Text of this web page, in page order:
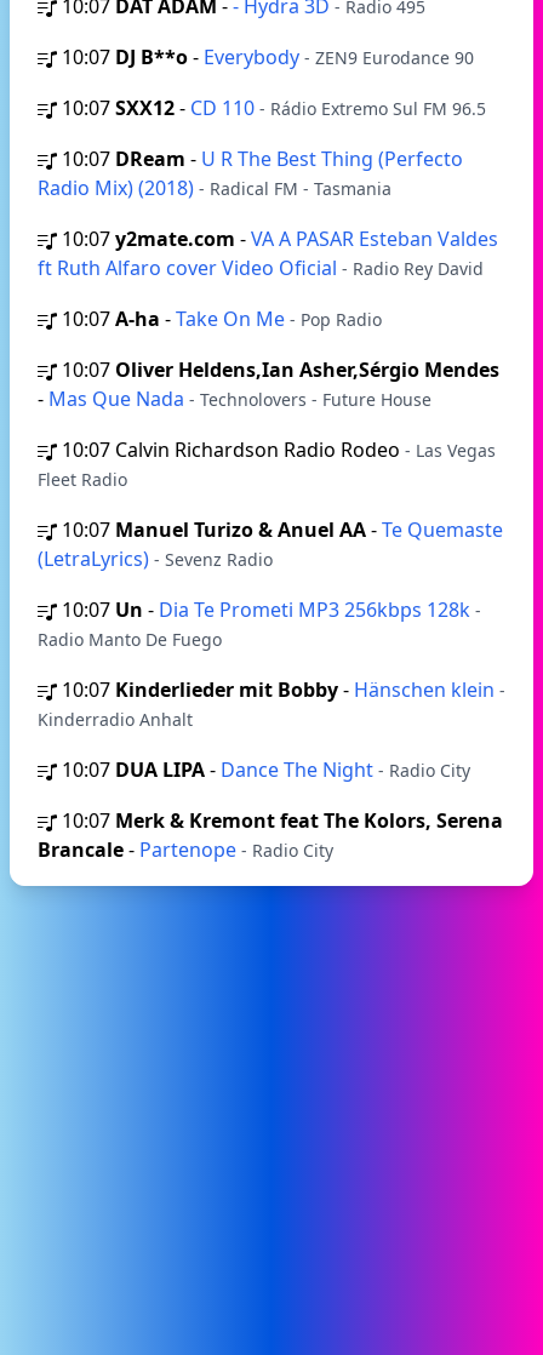
10:07 DAT ADAM -- Hydra 3D - Radio 495
10:07 DJ B**o- Everybody - ZEN9 Eurodance 90
10:07SXX12- CD 110 - Rádio Extremo Sul FM 96.5
10:07 DReam - U R The Best Thing (Perfecto
Radio Mix) (2018) - Radical FM - Tasmania
10:07y2mate.com -VA A PASAR Esteban Valdes
ft Ruth Alfaro cover Video Oficial - Radio Rey David
10:07A-ha -Take On Me - Pop Radio
10:07 Oliver Heldens,Ian Asher,Sérgio Mendes
- Mas Que Nada - Technolovers - Future House
10:07 Calvin Richardson Radio Rodeo - Las Vegas
Fleet Radio
10:07 Manuel Turizo & Anuel AA-Te Quemaste
(LetraLyrics) - Sevenz Radio
10:07 Un - Dia Te Prometi MP3 256kbps 128k -
Radio Manto De Fuego
10:07 Kinderlieder mit Bobby- Hänschen klein -
Kinderradio Anhalt
10:07 DUA LIPA- Dance The Night - Radio City
10:07 Merk & Kremont feat The Kolors, Serena
Brancale- Partenope - Radio City